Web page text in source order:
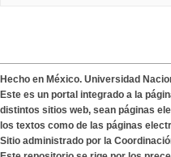
Hecho en México. Universidad
Este es un portal integrado a la
distintos sitios web, sean páginas
los textos como de las páginas
Sitio administrado por la